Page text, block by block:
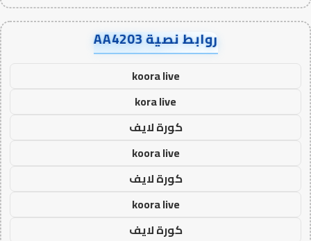
روابط نصية AA4203
koora live
kora live
كورة لايف
koora live
كورة لايف
koora live
كورة لايف